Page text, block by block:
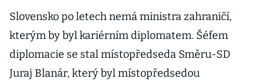
Slovensko po letech nemá ministra zahraničí,
kterým by byl kariérním diplomatem. Šéfem
diplomacie se stal místopředseda Směru-SD
Juraj Blanár, který byl místopředsedou